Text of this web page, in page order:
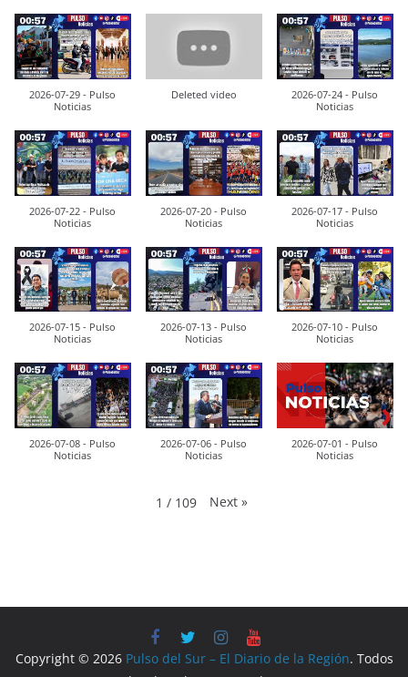
2026-07-29 - Pulso
Noticias
Deleted video
2026-07-24 - Pulso
Noticias
2026-07-22 - Pulso
Noticias
2026-07-20 - Pulso
Noticias
2026-07-17 - Pulso
Noticias
2026-07-15 - Pulso
Noticias
2026-07-13 - Pulso
Noticias
2026-07-10 - Pulso
Noticias
2026-07-08 - Pulso
Noticias
2026-07-06 - Pulso
Noticias
2026-07-01 - Pulso
Noticias
1 / 109 Next »
Copyright © 2026 Pulso del Sur – El Diario de la Región. Todos